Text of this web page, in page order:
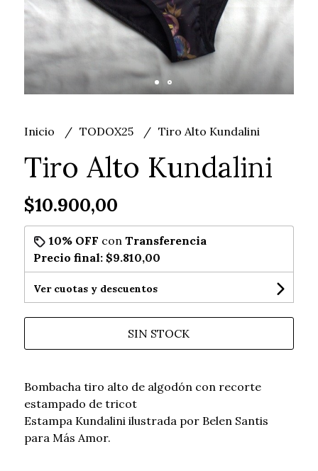
Inicio TODOX25 Tiro Alto Kundalini
Tiro Alto Kundalini
$10.900,00
10% OFF con Transferencia
Precio final: $9.810,00
Ver cuotas y descuentos
SIN STOCK
Bombacha tiro alto de algodón con recorte
estampado de tricot
Estampa Kundalini ilustrada por Belen Santis
para Más Amor.